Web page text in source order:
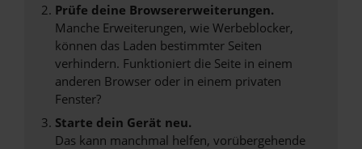
Prüfe deine Browsererweiterungen.
Manche Erweiterungen, wie Werbeblocker,
können das Laden bestimmter Seiten
verhindern. Funktioniert die Seite in einem
anderen Browser oder in einem privaten
Fenster?
Starte dein Gerät neu.
Das kann manchmal helfen, vorübergehende